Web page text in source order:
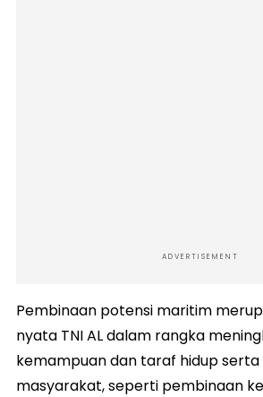
ADVERTISEMENT
Pembinaan potensi maritim
nyata TNI AL dalam rangka
kemampuan dan taraf hidup
masyarakat, seperti pembinaan